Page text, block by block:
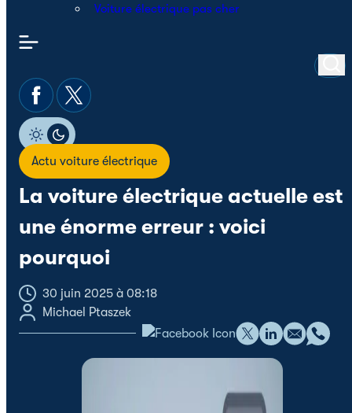
Voiture électrique pas cher
Actu voiture électrique
La voiture électrique actuelle est
une énorme erreur : voici
pourquoi
30 juin 2025 à 08:18
Michael Ptaszek